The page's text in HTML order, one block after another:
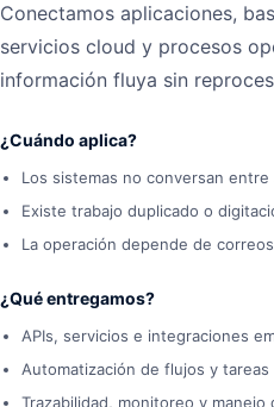
Conectamos aplicaciones,
servicios cloud y procesos
información fluya sin
¿Cuándo aplica?
Los sistemas no conversan entre
Existe trabajo duplicado o
La operación depende de
¿Qué entregamos?
APIs, servicios e integraciones
Automatización de flujos y
Trazabilidad, monitoreo y manejo